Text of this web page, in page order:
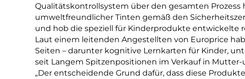
Qualitätskontrollsystem über den gesamten Prozess
umweltfreundlicher Tinten gemäß den
und hob die speziell für Kinderprodukte entwickelte
Laut einem leitenden Angestellten von Europrice
Seiten – darunter kognitive Lernkarten für Kinder,
seit Langem Spitzenpositionen im Verkauf in
„Der entscheidende Grund dafür, dass diese